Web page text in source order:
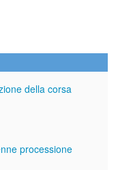
della corsa
processione